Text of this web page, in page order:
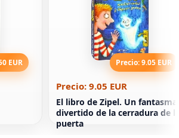
EUR Precio: 9.05 EUR
Precio: 9.05 EUR
El libro de Zipel. Un fantasma
divertido de la cerradura de
puerta